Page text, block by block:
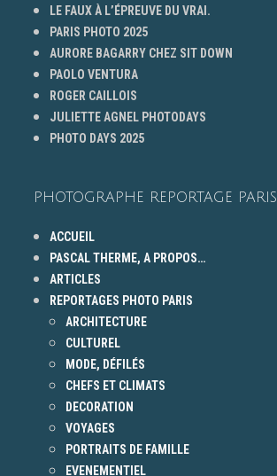
LE FAUX À L’ÉPREUVE DU VRAI.
PARIS PHOTO 2025
AURORE BAGARRY CHEZ SIT DOWN
PAOLO VENTURA
ROGER CAILLOIS
JULIETTE AGNEL PHOTODAYS
PHOTO DAYS 2025
PHOTOGRAPHE REPORTAGE PARIS
ACCUEIL
PASCAL THERME, A PROPOS…
ARTICLES
REPORTAGES PHOTO PARIS
ARCHITECTURE
CULTUREL
MODE, DÉFILÉS
CHEFS ET CLIMATS
DECORATION
VOYAGES
PORTRAITS DE FAMILLE
EVENEMENTIEL